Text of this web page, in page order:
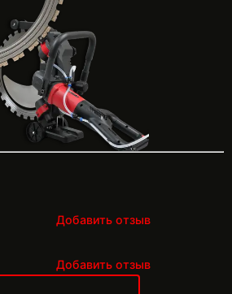
Добавить отзыв
Добавить отзыв